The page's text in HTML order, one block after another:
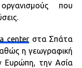
οργανισμούς που
centerστα Σπάτα
η γεωγραφική
Ευρώπη, την Ασία